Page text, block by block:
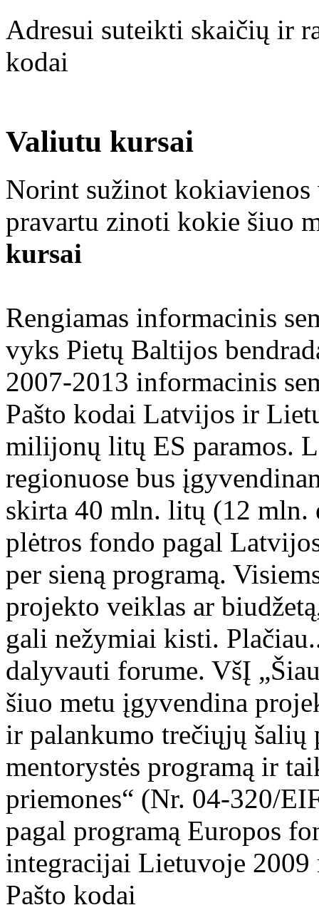
Adresui suteikti skaičių ir
kodai
Valiutu kursai
Norint sužinot
pravartu zinoti kokie šiuo
kursai
Rengiamas informacinis
vyks Pietų Baltijos
2007-2013 informacinis
Pašto kodai Latvijos ir
milijonų litų ES paramos.
regionuose bus
skirta 40 mln. litų (12 mln.
plėtros fondo pagal
per sieną programą.
projekto veiklas ar
gali nežymiai kisti.
dalyvauti forume. VšĮ
šiuo metu įgyvendina
ir palankumo trečiųjų šalių
mentorystės programą ir
priemones“ (Nr. 04-320/
pagal programą Europos
integracijai Lietuvoje 2009
Pašto kodai